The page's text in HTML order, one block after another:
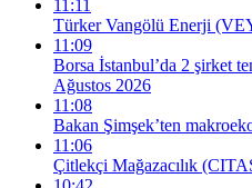
11:11
Türker Vangölü Enerji
11:09
Borsa İstanbul’da 2 şirket
Ağustos 2026
11:08
Bakan Şimşek’ten
11:06
Çitlekçi Mağazacılık